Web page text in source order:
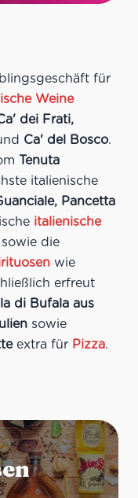
für
Weine
dei Frati,
Ca' del Bosco.
Tenuta
italienische
Pancetta
italienische
die
wie
erfreut
di Bufala aus
sowie
extra für Pizza.